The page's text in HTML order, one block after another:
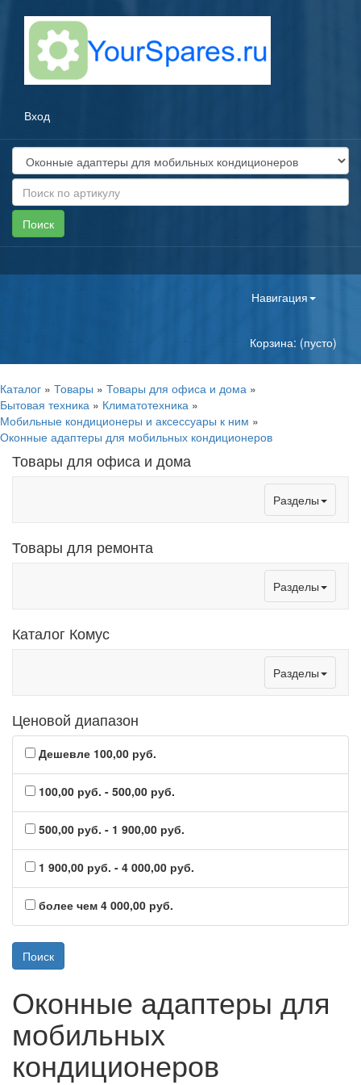
Вход
Toggle
Навигация
Корзина: (пусто)
Каталог » Товары » Товары для офиса и дома »
Бытовая техника » Климатотехника »
Мобильные кондиционеры и аксессуары к ним »
Оконные адаптеры для мобильных кондиционеров
Товары для офиса и дома
Toggle
navigation
Разделы
Товары для ремонта
Toggle
navigation
Разделы
Каталог Комус
Toggle
navigation
Разделы
Ценовой диапазон
Дешевле 100,00 руб.
100,00 руб. - 500,00 руб.
500,00 руб. - 1 900,00 руб.
1 900,00 руб. - 4 000,00 руб.
более чем 4 000,00 руб.
Оконные адаптеры для
мобильных
кондиционеров